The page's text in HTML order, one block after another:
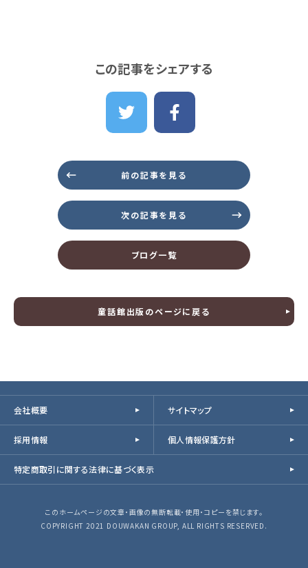
この記事をシェアする
前の記事を見る
ブログ一覧
次の記事を見る
童話館出版のページに戻る
会社概要 サイトマップ
採用情報 個人情報保護方針
特定商取引に関する法律に基づく表示
このホームページの文章・画像の無断転載・使用・コピーを禁じます。
COPYRIGHT 2021 DOUWAKAN GROUP, ALL RIGHTS RESERVED.